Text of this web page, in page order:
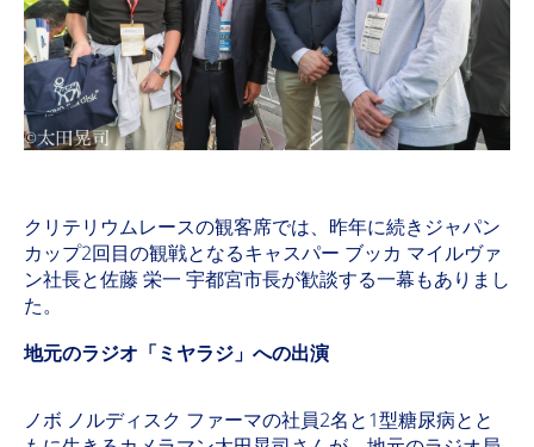
クリテリウムレースの観客席では、昨年に続きジャパン
カップ2回目の観戦となるキャスパー ブッカ マイルヴァ
ン社長と佐藤 栄一 宇都宮市長が歓談する一幕もありまし
た。
地元のラジオ「ミヤラジ」への出演
ノボ ノルディスク ファーマの社員2名と1型糖尿病とと